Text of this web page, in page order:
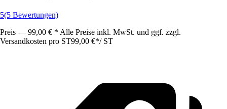
5(5 Bewertungen)
Preis — 99,00 € * Alle Preise inkl. MwSt. und ggf. zzgl.
Versandkosten pro ST99,00 €*/ ST